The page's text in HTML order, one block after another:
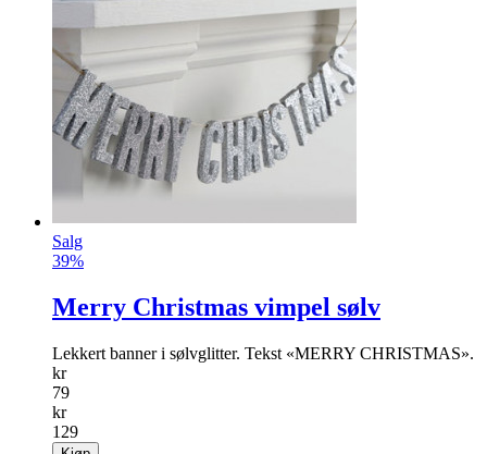
Salg
39%
Merry Christmas vimpel sølv
Lekkert banner i sølvglitter. Tekst «MERRY CHRISTMAS».
kr
79
kr
129